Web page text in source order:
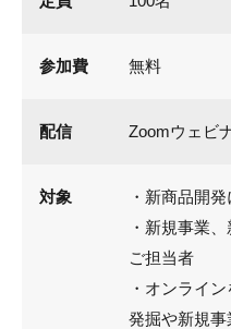
参加費 無料
配信 Zoomウェビ
対象
・新商品開
・新規事業
ご担当者
・オンライ
発掘や新規